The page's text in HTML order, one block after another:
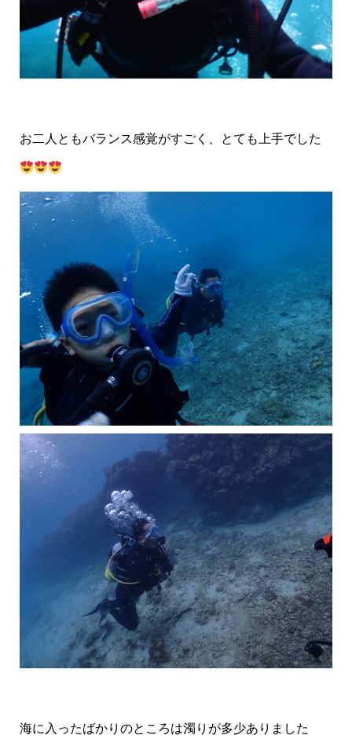
お二人ともバランス感覚がすごく、とても上手でした
海に入ったばかりのところは濁りが多少ありました